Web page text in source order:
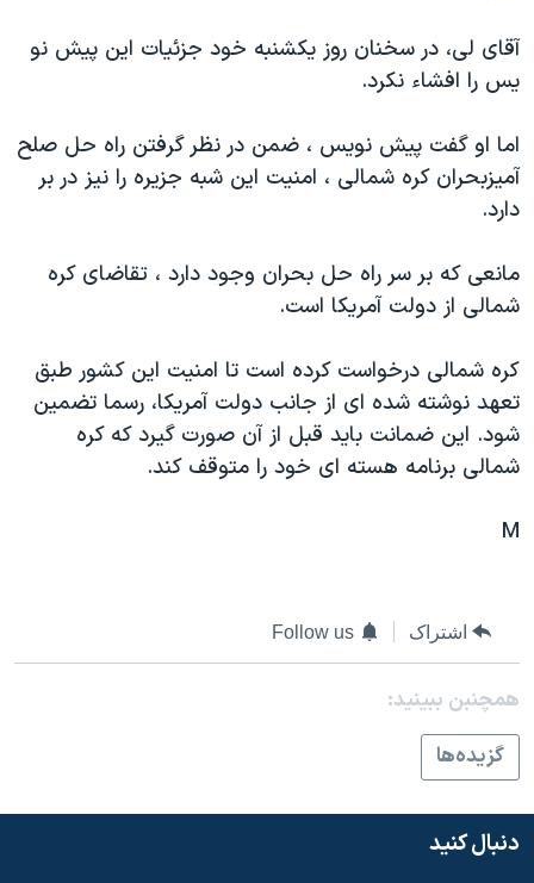
گالری عکس
آرشیو پخش زنده
اعتراضات زن، زندگی، آزادی
مجموعه مستندهای دادخواهی
تریبونال مردمی آبان ۹۸
دادگاه حمید نوری
قانون شفافیت دارائی کادر رهبری ایران
اعتراضات مردمی آبان ۹۸
نرگس محمدی برنده جایزه نوبل صلح
همایش محافظه‌کاران آمریکا «سی‌پک»
صفحه‌های ویژه
آقای لی، در سخنان روز يکشنبه خود جزئيات اين پيش نو
يس را افشاء نکرد.
اما او گفت پيش نويس ، ضمن در نظر گرفتن راه حل صلح
آميزبحران کره شمالی ، امنيت اين شبه جزيره را نيز در بر
دارد.
مانعی که بر سر راه حل بحران وجود دارد ، تقاضای کره
شمالی از دولت آمريکا است.
کره شمالی درخواست کرده است تا امنيت اين کشور طبق
تعهد نوشته شده ای از جانب دولت آمريکا، رسما تضمين
شود. اين ضمانت بايد قبل از آن صورت گيرد که کره
شمالی برنامه هسته ای خود را متوقف کند.
M
اشتراک Follow us
همچنبن ببینید:
گزيده‌ها
دنبال کنید